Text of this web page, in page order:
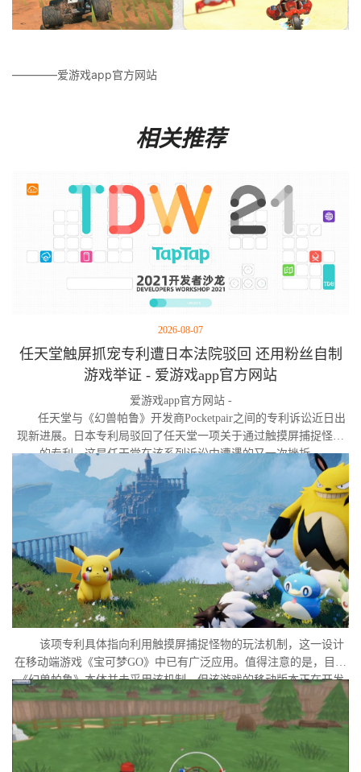
————爱游戏app官方网站
相关推荐
2026-08-07
任天堂触屏抓宠专利遭日本法院驳回 还用粉丝自制
游戏举证 - 爱游戏app官方网站
爱游戏app官方网站 -
任天堂与《幻兽帕鲁》开发商Pocketpair之间的专利诉讼近日出
现新进展。日本专利局驳回了任天堂一项关于通过触摸屏捕捉怪物
的专利，这是任天堂在该系列诉讼中遭遇的又一次挫折。
该项专利具体指向利用触摸屏捕捉怪物的玩法机制，这一设计
在移动端游戏《宝可梦GO》中已有广泛应用。值得注意的是，目前
《幻兽帕鲁》本体并未采用该机制，但该游戏的移动版本正在开发
中。外界普遍认为，这很可能是任天堂在当前时间点针对此项专利
发起诉讼的直接原因。